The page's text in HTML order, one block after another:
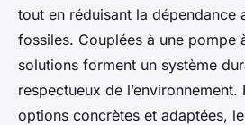
tout en réduisant la dépendance
fossiles. Couplées à une pompe
solutions forment un système
respectueux de
options concrètes et adaptées,